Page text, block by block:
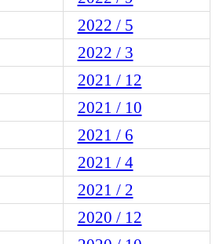
2022 / 5
2022 / 3
2021 / 12
2021 / 10
2021 / 6
2021 / 4
2021 / 2
2020 / 12